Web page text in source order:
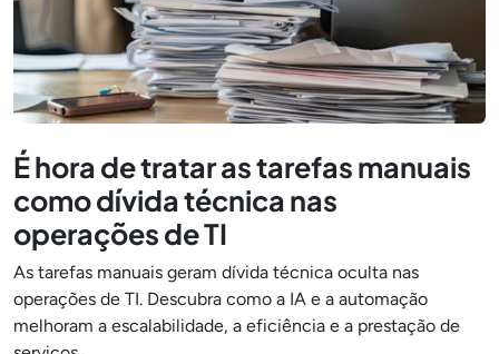
É hora de tratar as tarefas manuais
como dívida técnica nas
operações de TI
As tarefas manuais geram dívida técnica oculta nas
operações de TI. Descubra como a IA e a automação
melhoram a escalabilidade, a eficiência e a prestação de